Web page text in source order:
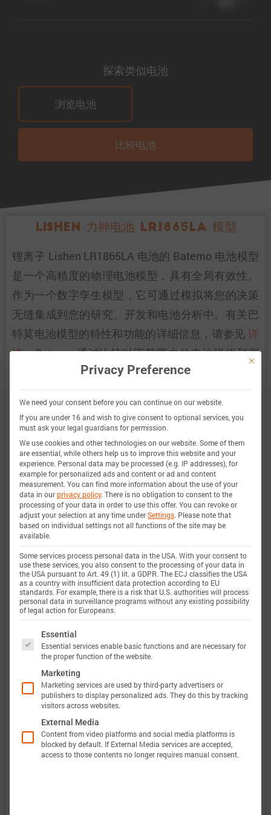
探索类似电池
浏览电池
比较电池
Lishen 力神电池 LR1865LA 模型
锂离子 Lishen LR1865LA 电池的 Batemo 电池模型
是一个高精度的物理电池模型，具有全局有效性。
作为一个数字孪生模型，它可通过模拟将您的决策
无缝集成到您的研究、开发和电池分析中。有关巴
特莫电池模型的特性和功能的详细信息，请参见 详
情。Batemo 通过比较以下范围内的电池模拟和测
量数据，证明了 Batemo 电池模型的准确性和有效
性。验证范围广泛，实验特征涵盖电池的整个运行
区域： 在低温和高温、最大电流和整个充电状态范
围内。
充电状态范
围
0 … 100%
电流范围
定义
-60 A 放电 … 8 A 充电 (-30.0C …
4.0C)
电压范围
定义
2.5 … 4.2 V
温度范围
此外，巴特莫电池模型的验证将完全透明。巴特莫
电池数据包含原始测量数据和仿真数据。所有实验
都会计算电压、温度、功率和能量的准确性。这使
This
Privacy Preference
We need your consent before you can continue on our website.
If you are under 16 and wish to give consent to optional services, you
must ask your legal guardians for permission.
We use cookies and other technologies on our website. Some of them
are essential, while others help us to improve this website and your
experience. Personal data may be processed (e.g. IP addresses), for
example for personalized ads and content or ad and content
measurement. You can find more information about the use of your
data in ourprivacy policy. There is no obligation to consent to the
processing of your data in order to use this offer. You can revoke or
adjust your selection at any time underSettings. Please note that
based on individual settings not all functions of the site may be
available.
Some services process personal data in the USA. With your consent to
use these services, you also consent to the processing of your data in
the USA pursuant to Art. 49 (1) lit. a GDPR. The ECJ classifies the USA
as a country with insufficient data protection according to EU
standards. For example, there is a risk that U.S. authorities will process
personal data in surveillance programs without any existing possibility
of legal action for Europeans.
The following is a list of service groups for which
Essential
Essential services enable basic functions and are necessary for
the proper function of the website.
Marketing
Marketing services are used by third-party advertisers or
publishers to display personalized ads. They do this by tracking
visitors across websites.
External Media
Content from video platforms and social media platforms is
blocked by default. If External Media services are accepted,
access to those contents no longer requires manual consent.